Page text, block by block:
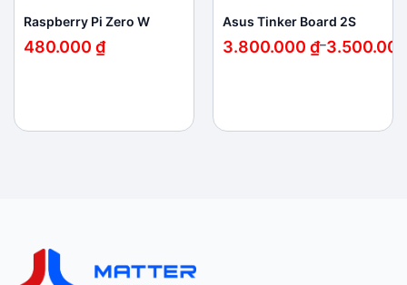
Raspberry Pi Zero W
480.000 ₫
Asus Tinker Board 2S
–
3.800.000 ₫
Khoảng
giá: